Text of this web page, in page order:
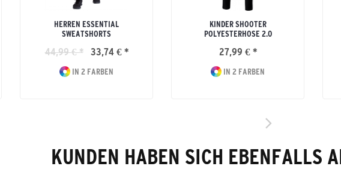
HERREN ESSENTIAL
SWEATSHORTS
44,99 € * 33,74 € *
IN 2 FARBEN
KINDER SHOOTER
POLYESTERHOSE 2.0
27,99 € *
IN 2 FARBEN
KUNDEN HABEN SICH EBENFALLS